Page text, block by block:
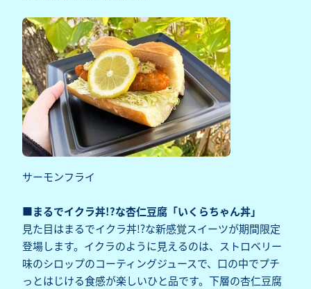
サーモンフライ
■まるでイクラ丼!?な杏仁豆腐「いくらちゃん丼」
見た目はまるでイクラ丼!?な新感覚スイーツが期間限定
登場します。イクラのように見えるのは、ストロベリー
味のシロップのコーティングジュースで、口の中でプチ
っとはじける食感が楽しいひと品です。下層の杏仁豆腐